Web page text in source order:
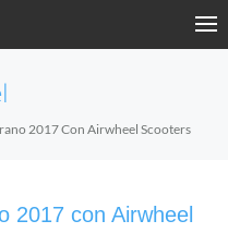
2017 Con Airwheel Scooters
2017 con Airwheel